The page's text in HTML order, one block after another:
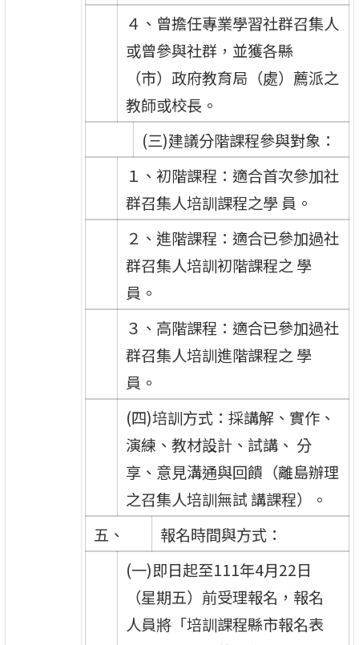
４、曾擔任專業學習社群召集人
或曾參與社群，並獲各縣
（市）政府教育局（處）薦派之
教師或校長。
(三)建議分階課程參與對象：
１、初階課程：適合首次參加社
群召集人培訓課程之學 員。
２、進階課程：適合已參加過社
群召集人培訓初階課程之 學
員。
３、高階課程：適合已參加過社
群召集人培訓進階課程之 學
員。
(四)培訓方式：採講解、實作、
演練、教材設計、試講、 分
享、意見溝通與回饋（離島辦理
之召集人培訓無試 講課程）。
五、
報名時間與方式：
(一)即日起至111年4月22日
（星期五）前受理報名，報名
人員將「培訓課程縣市報名表